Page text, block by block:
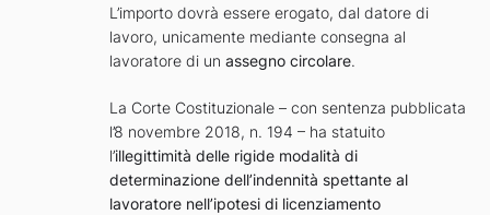
L’importo dovrà essere erogato, dal datore di
lavoro, unicamente mediante consegna al
lavoratore di un assegno circolare.
La Corte Costituzionale – con sentenza pubblicata
l’8 novembre 2018, n. 194 – ha statuito
l’illegittimità delle rigide modalità di
determinazione dell’indennità spettante al
lavoratore nell’ipotesi di licenziamento